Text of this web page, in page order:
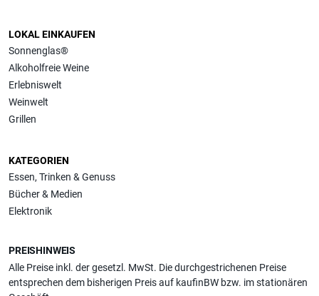
LOKAL EINKAUFEN
Sonnenglas®
Alkoholfreie Weine
Erlebniswelt
Weinwelt
Grillen
KATEGORIEN
Essen, Trinken & Genuss
Bücher & Medien
Elektronik
PREISHINWEIS
Alle Preise inkl. der gesetzl. MwSt. Die durchgestrichenen Preise
entsprechen dem bisherigen Preis auf kaufinBW bzw. im stationären